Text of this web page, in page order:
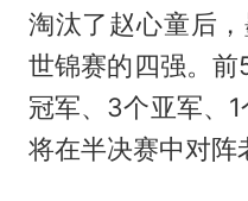
淘汰了赵心童后
世锦赛的四强。前
冠军、3个亚军、
将在半决赛中对阵